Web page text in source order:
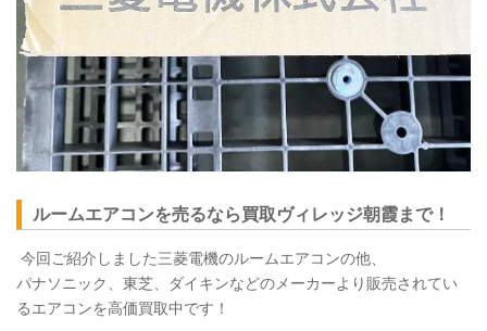
ルームエアコンを売るなら買取ヴィレッジ朝霞まで！
今回ご紹介しました三菱電機のルームエアコンの他、
パナソニック、東芝、ダイキンなどのメーカーより販売されてい
るエアコンを高価買取中です！